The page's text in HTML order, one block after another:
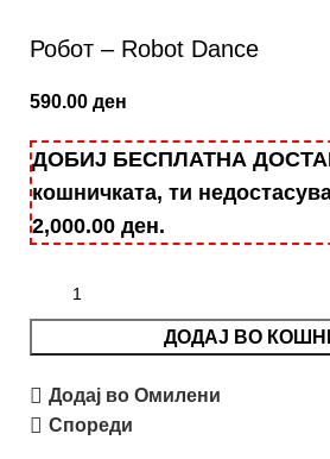
Робот – Robot Dance
590.00 ден
ДОБИЈ БЕСПЛАТНА
кошничката, ти
2,000.00 ден.
ДОДАЈ ВО
Додај во Омилени
Спореди